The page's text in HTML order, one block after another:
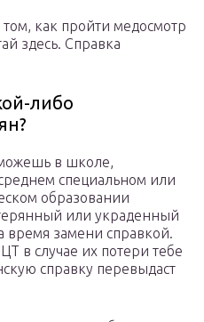
как пройти медосмотр
здесь. Справка
либо
можешь в школе,
специальном или
образовании
или украденный
время замени справкой.
в случае их потери тебе
справку перевыдаст